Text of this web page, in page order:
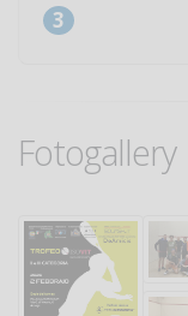
Fotogallery